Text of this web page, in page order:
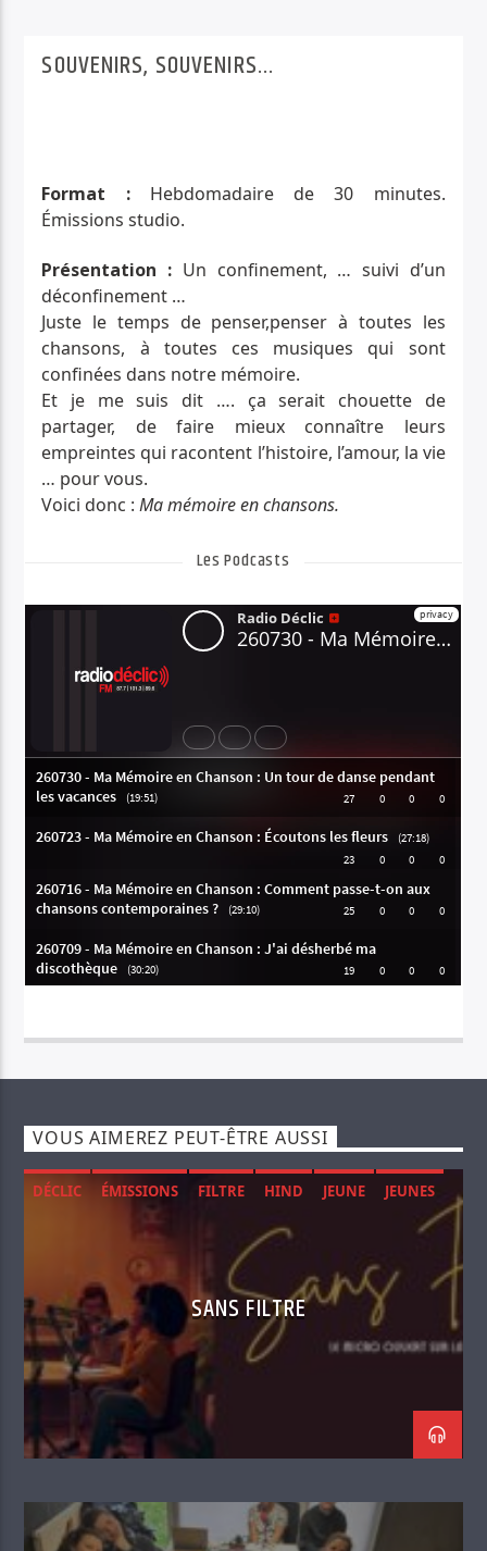
REGGAE ACT'
PRÉSENTÉ PAR DIMITRI LION
SOUVENIRS, SOUVENIRS...
Format : Hebdomadaire de 30 minutes.
Émissions studio.
Présentation : Un confinement, … suivi d’un
déconfinement …
Juste le temps de penser,penser à toutes les
chansons, à toutes ces musiques qui sont
confinées dans notre mémoire.
Et je me suis dit …. ça serait chouette de
partager, de faire mieux connaître leurs
empreintes qui racontent l’histoire, l’amour, la vie
… pour vous.
Voici donc :Ma mémoire en chansons.
Les Podcasts
VOUS AIMEREZ PEUT-ÊTRE AUSSI
DÉCLIC ÉMISSIONS FILTRE HIND JEUNE
JEUNES
RADIO SOCIÉTÉ
SANS FILTRE